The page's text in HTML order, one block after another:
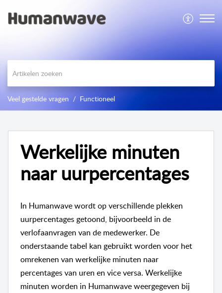
Veel gestelde vragen Functioneel
Werkelijke minuten
naar uurpercentages
In Humanwave wordt op verschillende plekken
uurpercentages getoond, bijvoorbeeld in de
verlofaanvragen van de medewerker. De
onderstaande tabel kan gebruikt worden voor het
omrekenen van werkelijke minuten naar
percentages van uren en vice versa. Werkelijke
minuten worden in Humanwave weergegeven bij